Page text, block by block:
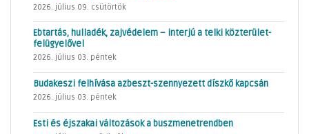
2026. július 09. csütörtök
Ebtartás, hulladék, zajvédelem – interjú a telki közterület-
felügyelővel
2026. július 03. péntek
Budakeszi felhívása azbeszt-szennyezett díszkő kapcsán
2026. július 03. péntek
Esti és éjszakai változások a buszmenetrendben